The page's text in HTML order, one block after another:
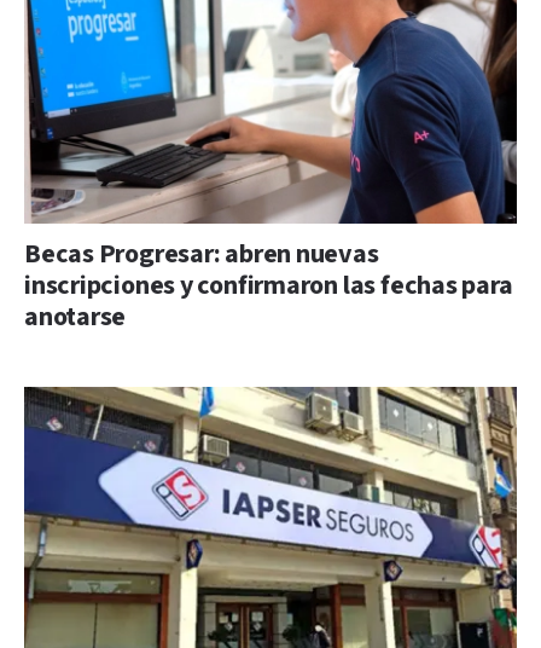
Becas Progresar: abren nuevas
inscripciones y confirmaron las fechas para
anotarse